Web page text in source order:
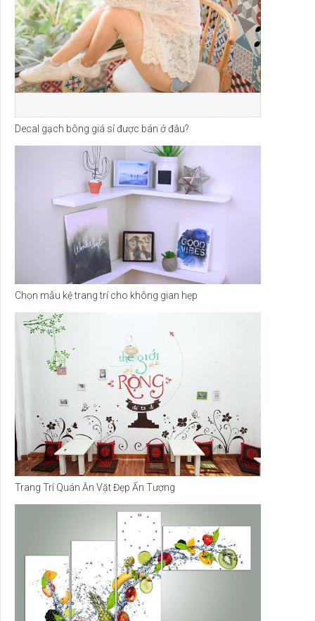
Decal gạch bông giá sỉ được bán ở đâu?
Chọn mẫu kệ trang trí cho không gian hẹp
Trang Trí Quán Ăn Vặt Đẹp Ấn Tượng